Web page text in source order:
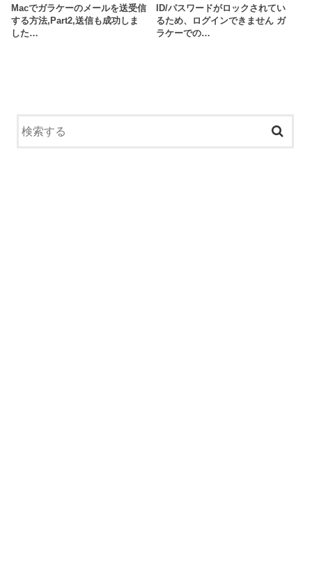
Macでガラケーのメールを送受信
する方法,Part2,送信も成功しま
した…
ID/パスワードがロックされてい
るため、ログインできません ガ
ラケーでの…